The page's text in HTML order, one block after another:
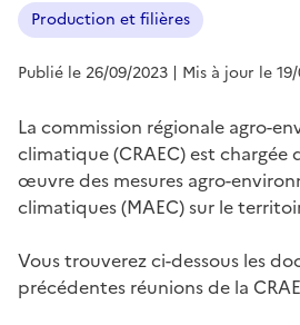
Production et filières
Publié le 26/09/2023 | Mis à jour le
La commission régionale agro-
climatique (CRAEC) est chargée
œuvre des mesures agro-
climatiques (MAEC) sur le
Vous trouverez ci-dessous les
précédentes réunions de la